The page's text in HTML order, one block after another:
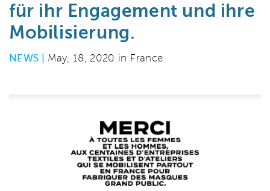
für ihr Engagement und ihre
Mobilisierung.
NEWS | May, 18, 2020 in France